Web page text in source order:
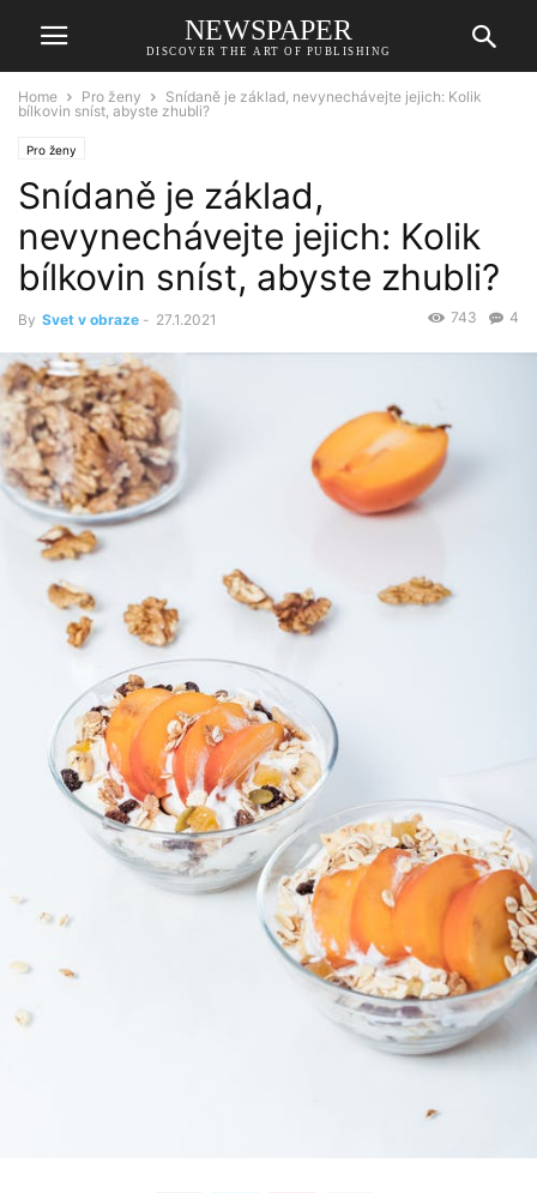
NEWSPAPER
DISCOVER THE ART OF PUBLISHING
Home Pro ženy
Snídaně je základ, nevynechávejte jejich: Kolik
bílkovin sníst, abyste zhubli?
Pro ženy
Snídaně je základ,
nevynechávejte jejich: Kolik
bílkovin sníst, abyste zhubli?
By Svet v obraze - 27.1.2021 4
743